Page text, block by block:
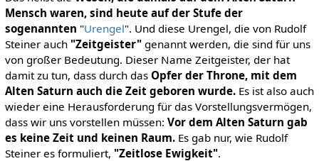
Mensch waren, sind heute auf der Stufe der
sogenannten "Urengel". Und diese Urengel, die von Rudolf
Steiner auch "Zeitgeister"genannt werden, die sind für uns
von großer Bedeutung. Dieser Name Zeitgeister, der hat
damit zu tun, dass durch das Opfer der Throne, mit dem
Alten Saturn auch die Zeit geboren wurde.Es ist also auch
wieder eine Herausforderung für das Vorstellungsvermögen,
dass wir uns vorstellen müssen: Vor dem Alten Saturn gab
es keine Zeit und keinen Raum.Es gab nur, wie Rudolf
Steiner es formuliert, "Zeitlose Ewigkeit".